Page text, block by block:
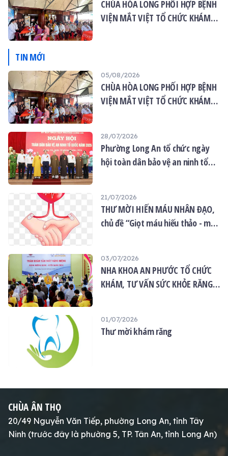
CHÙA HÒA LONG PHỐI HỢP BỆNH
VIỆN MẮT VIỆT TỔ CHỨC KHÁM
TIN MỚI
05/08/2026
CHÙA HÒA LONG PHỐI HỢP BỆNH
VIỆN MẮT VIỆT TỔ CHỨC KHÁM
28/07/2026
Phường Long An tổ chức ngày
hội toàn dân bảo vệ an ninh tổ
21/07/2026
THƯ MỜI HIẾN MÁU NHÂN ĐẠO,
chủ đề “Giọt máu hiếu thảo - mùa
03/07/2026
NHA KHOA AN PHƯỚC TỔ CHỨC
KHÁM, TƯ VẤN SỨC KHỎE RĂNG
01/07/2026
Thư mời khám răng
CHÙA ÂN THỌ
20/49 Nguyễn Văn Tiếp, phường Long An, tỉnh Tây
Ninh (trước đây là phường 5, TP. Tân An, tỉnh Long An)